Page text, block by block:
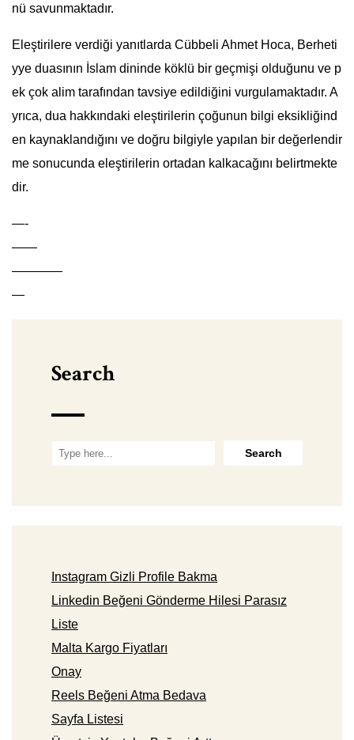
nü savunmaktadır.
Eleştirilere verdiği yanıtlarda Cübbeli Ahmet Hoca, Berheti
yye duasının İslam dininde köklü bir geçmişi olduğunu ve p
ek çok alim tarafından tavsiye edildiğini vurgulamaktadır. A
yrıca, dua hakkındaki eleştirilerin çoğunun bilgi eksikliğind
en kaynaklandığını ve doğru bilgiyle yapılan bir değerlendir
me sonucunda eleştirilerin ortadan kalkacağını belirtmekte
dir.
—-
——
————
—
Search
Instagram Gizli Profile Bakma
Linkedin Beğeni Gönderme Hilesi Parasız
Liste
Malta Kargo Fiyatları
Onay
Reels Beğeni Atma Bedava
Sayfa Listesi